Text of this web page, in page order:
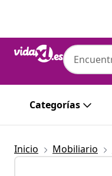
Categorías
Inicio Mobiliario